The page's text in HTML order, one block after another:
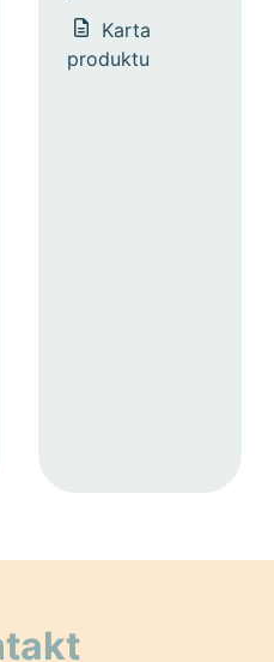
Karta
produktu